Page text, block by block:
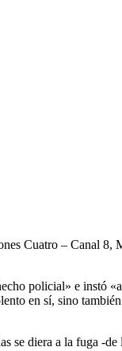
Cuatro – Canal 8,
policial» e instó
en sí, sino
diera a la fuga -